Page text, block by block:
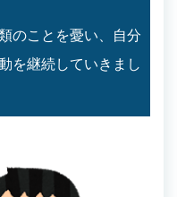
のことを憂い、自分
を継続していきまし